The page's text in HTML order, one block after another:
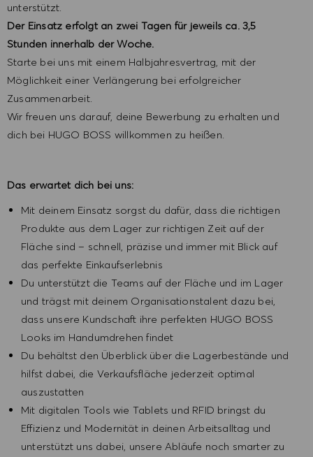
unterstützt.
Der Einsatz erfolgt an zwei Tagen für jeweils ca. 3,5
Stunden innerhalb der Woche.
Starte bei uns mit einem Halbjahresvertrag, mit der
Möglichkeit einer Verlängerung bei erfolgreicher
Zusammenarbeit.
Wir freuen uns darauf, deine Bewerbung zu erhalten und
dich bei HUGO BOSS willkommen zu heißen.
Das erwartet dich bei uns:
Mit deinem Einsatz sorgst du dafür, dass die richtigen
Produkte aus dem Lager zur richtigen Zeit auf der
Fläche sind – schnell, präzise und immer mit Blick auf
das perfekte Einkaufserlebnis
Du unterstützt die Teams auf der Fläche und im Lager
und trägst mit deinem Organisationstalent dazu bei,
dass unsere Kundschaft ihre perfekten HUGO BOSS
Looks im Handumdrehen findet
Du behältst den Überblick über die Lagerbestände und
hilfst dabei, die Verkaufsfläche jederzeit optimal
auszustatten
Mit digitalen Tools wie Tablets und RFID bringst du
Effizienz und Modernität in deinen Arbeitsalltag und
unterstützt uns dabei, unsere Abläufe noch smarter zu